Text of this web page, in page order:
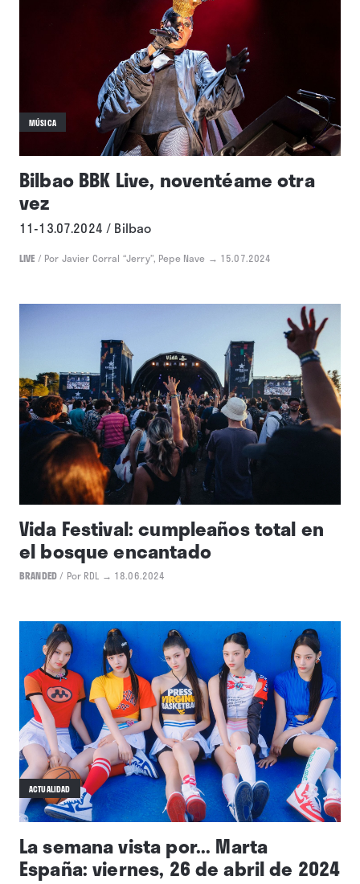
MÚSICA
Bilbao BBK Live, noventéame otra
vez
11-13.07.2024 / Bilbao
LIVE / Por Javier Corral “Jerry”, Pepe Nave → 15.07.2024
Vida Festival: cumpleaños total en
el bosque encantado
BRANDED/ Por RDL → 18.06.2024
ACTUALIDAD
La semana vista por... Marta
España: viernes, 26 de abril de 2024